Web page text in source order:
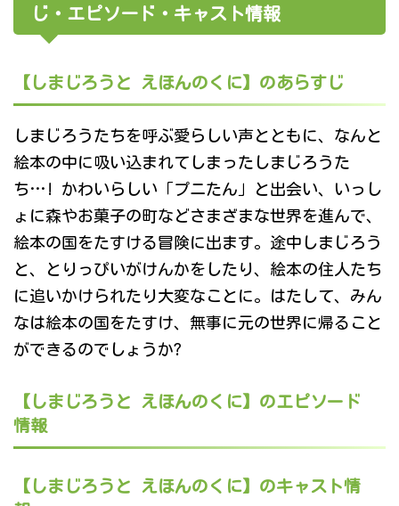
じ・エピソード・キャスト情報
【しまじろうと えほんのくに】のあらすじ
しまじろうたちを呼ぶ愛らしい声とともに、なんと
絵本の中に吸い込まれてしまったしまじろうた
ち…! かわいらしい「プニたん」と出会い、いっし
ょに森やお菓子の町などさまざまな世界を進んで、
絵本の国をたすける冒険に出ます。途中しまじろう
と、とりっぴいがけんかをしたり、絵本の住人たち
に追いかけられたり大変なことに。はたして、みん
なは絵本の国をたすけ、無事に元の世界に帰ること
ができるのでしょうか?
【しまじろうと えほんのくに】のエピソード
情報
【しまじろうと えほんのくに】のキャスト情